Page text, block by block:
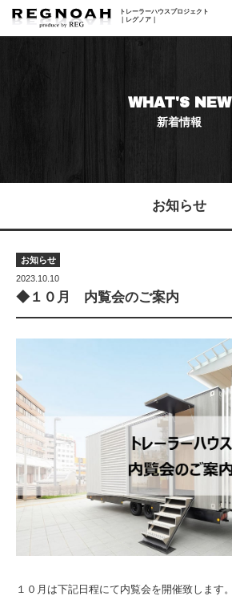
トレーラーハウスプロジェクト
｜レグノア｜
WHAT'S NEW
新着情報
お知らせ
お知らせ
2023.10.10
◆１０月 内覧会のご案内
１０月は下記日程にて内覧会を開催致します。